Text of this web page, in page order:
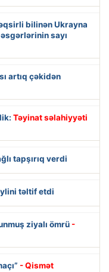
bilinən Ukrayna
sayı
artıq çəkidən
Təyinat səlahiyyəti
tapşırıq verdi
təltif etdi
ziyalı ömrü -
- Qismət